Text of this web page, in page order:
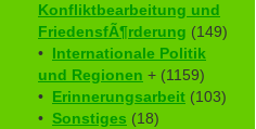
Konfliktbearbeitung und
FriedensfÃ¶rderung (149)
• Internationale Politik
und Regionen + (1159)
• Erinnerungsarbeit (103)
• Sonstiges (18)